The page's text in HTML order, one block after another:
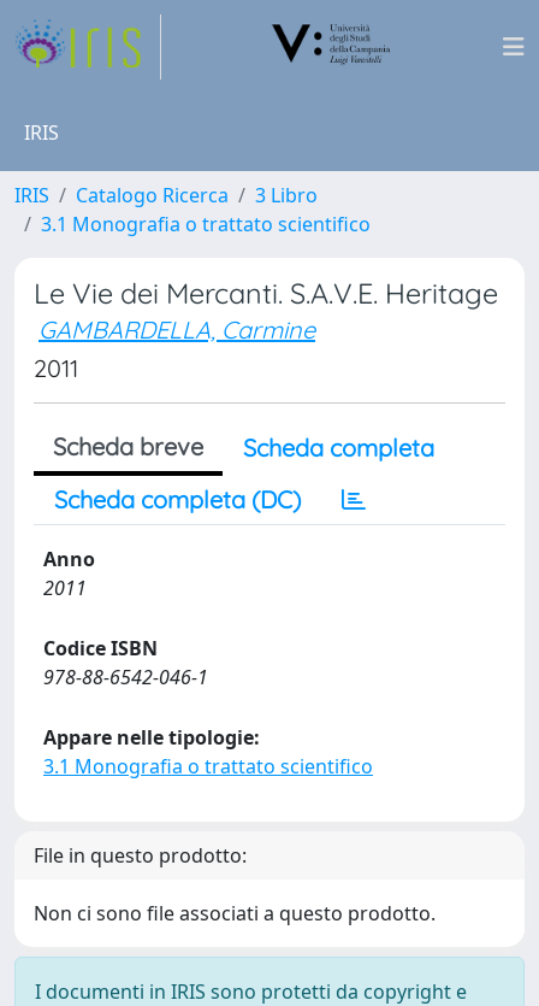
IRIS
IRIS Catalogo Ricerca
3 Libro
3.1 Monografia o trattato scientifico
Le Vie dei Mercanti. S.A.V.E. Heritage
GAMBARDELLA, Carmine
2011
Scheda breve
Scheda completa
Scheda completa (DC)
Anno
2011
Codice ISBN
978-88-6542-046-1
Appare nelle tipologie:
3.1 Monografia o trattato scientifico
File in questo prodotto:
Non ci sono file associati a questo prodotto.
I documenti in IRIS sono protetti da copyright e